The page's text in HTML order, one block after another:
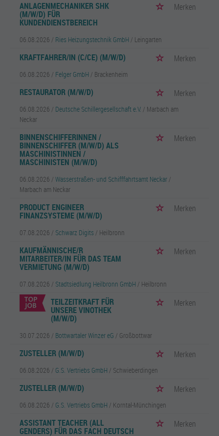
ANLAGENMECHANIKER SHK
(M/W/D) FÜR
KUNDENDIENSTBEREICH
Merken
06.08.2026 / Ries Heizungstechnik GmbH / Leingarten
KRAFTFAHRER/IN (C/CE) (M/W/D) Merken
06.08.2026 / Felger GmbH / Brackenheim
RESTAURATOR (M/W/D) Merken
06.08.2026 / Deutsche Schillergesellschaft e.V. / Marbach am
Neckar
BINNENSCHIFFERINNEN /
BINNENSCHIFFER (M/W/D) ALS
MASCHINISTINNEN /
MASCHINISTEN (M/W/D)
Merken
06.08.2026 / Wasserstraßen- und Schifffahrtsamt Neckar /
Marbach am Neckar
PRODUCT ENGINEER
FINANZSYSTEME (M/W/D)
Merken
07.08.2026 / Schwarz Digits / Heilbronn
KAUFMÄNNISCHE/R
MITARBEITER/IN FÜR DAS TEAM
VERMIETUNG (M/W/D)
Merken
07.08.2026 / Stadtsiedlung Heilbronn GmbH / Heilbronn
TEILZEITKRAFT FÜR
UNSERE VINOTHEK
(M/W/D)
Merken
30.07.2026 / Bottwartaler Winzer eG / Großbottwar
ZUSTELLER (M/W/D) Merken
06.08.2026 / G.S. Vertriebs GmbH / Schwieberdingen
ZUSTELLER (M/W/D) Merken
06.08.2026 / G.S. Vertriebs GmbH / Korntal-Münchingen
ASSISTANT TEACHER (ALL
GENDERS) FÜR DAS FACH DEUTSCH
Merken